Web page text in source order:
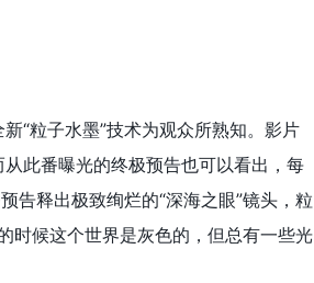
“粒子水墨”技术为观众所熟知。影片
此番曝光的终极预告也可以看出，每
告释出极致绚烂的“深海之眼”镜头，粒
时候这个世界是灰色的，但总有一些光